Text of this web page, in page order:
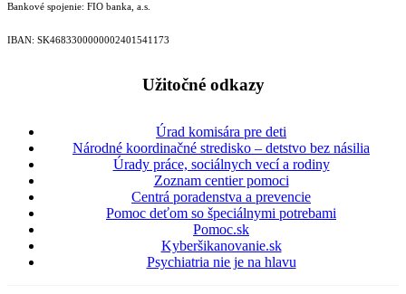
Bankové spojenie: FIO banka, a.s.
IBAN: SK46833000000­02401541173
Užitočné odkazy
Úrad komisára pre deti
Národné koordinačné stredisko – detstvo bez násilia
Úrady práce, sociálnych vecí a rodiny
Zoznam centier pomoci
Centrá poradenstva a prevencie
Pomoc deťom so špeciálnymi potrebami
Pomoc.sk
Kyberšikanovanie.sk
Psychiatria nie je na hlavu